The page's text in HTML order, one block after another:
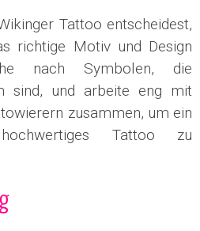
Tattoo entscheidest,
richtige Motiv und Design
nach Symbolen, die
sind, und arbeite eng mit
zusammen, um ein
Tattoo zu